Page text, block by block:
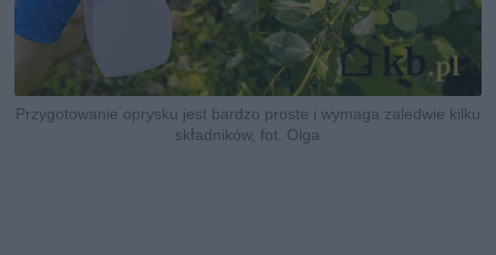
Przygotowanie oprysku jest bardzo proste i wymaga zaledwie kilku
składników, fot. Olga